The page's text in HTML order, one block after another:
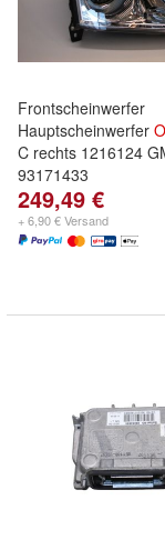
Frontscheinwerfer
Hauptscheinwerfer
C rechts 1216124
93171433
249,49 €
+ 6,90 € Versand